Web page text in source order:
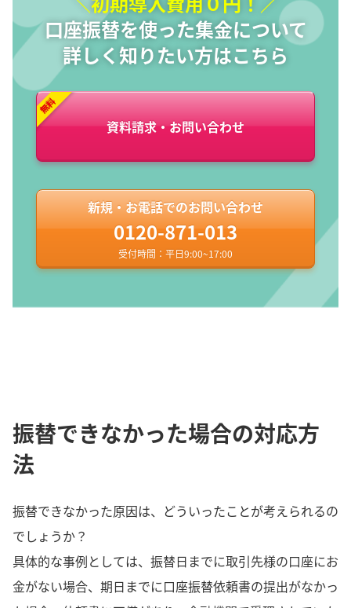
口座振替を使った集金について
詳しく知りたい方はこちら
資料請求・お問い合わせ
新規・お電話でのお問い合わせ
0120-871-013
受付時間：平日9:00~17:00
振替できなかった場合の対応方
法
振替できなかった原因は、どういったことが考えられるの
でしょうか？
具体的な事例としては、振替日までに取引先様の口座にお
金がない場合、期日までに口座振替依頼書の提出がなかっ